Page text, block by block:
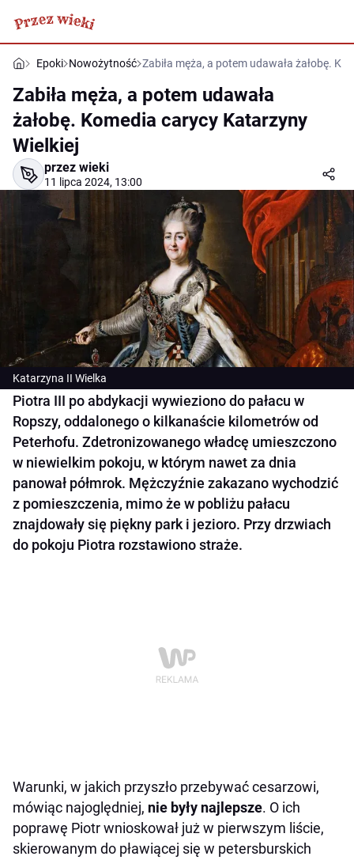
Epoki Nowożytność Zabiła męża, a potem udawała żałobę.
Zabiła męża, a potem udawała
żałobę. Komedia carycy Katarzyny
Wielkiej
przez wieki
11 lipca 2024, 13:00
Katarzyna II Wielka
Piotra III po abdykacji wywieziono do pałacu w
Ropszy, oddalonego o kilkanaście kilometrów od
Peterhofu. Zdetronizowanego władcę umieszczono
w niewielkim pokoju, w którym nawet za dnia
panował półmrok. Mężczyźnie zakazano wychodzić
z pomieszczenia, mimo że w pobliżu pałacu
znajdowały się piękny park i jezioro. Przy drzwiach
do pokoju Piotra rozstawiono straże.
Warunki, w jakich przyszło przebywać cesarzowi,
mówiąc najoględniej, nie były najlepsze. O ich
poprawę Piotr wnioskował już w pierwszym liście,
skierowanym do pławiącej się w petersburskich